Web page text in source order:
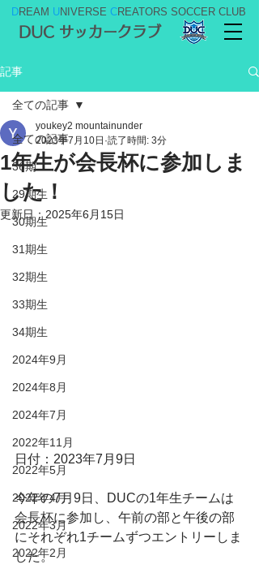
DREAM UNIVERSE CREATORS SOCCER CLUB
DUC サッカークラブ
記事
全ての記事
36期
29期生
30期生
31期生
32期生
33期生
34期生
2024年9月
2024年8月
2024年7月
2022年11月
2022年5月
2022年4月
2022年3月
2022年2月
全ての記事
1年生が会長杯に参加しま
した！
youkey2 mountainunder
2023年7月10日 読了時間: 3分
更新日： 2025年6月15日
日付：2023年7月9日
今年の7月9日、DUCの1年生チームは
会長杯に参加し、午前の部と午後の部
にそれぞれ1チームずつエントリーしま
した。